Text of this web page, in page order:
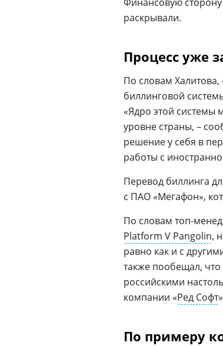
раскрывали.
Процесс уже
По словам
биллинговой
«Ядро этой системы
уровне страны, –
решение у себя в
работы с
Перевод биллинга
с ПАО «Мегафон»,
По словам топ-
Platform V Pangolin,
равно как и с
также пообещал, что
российскими
компании «Ред Софт
По примеру